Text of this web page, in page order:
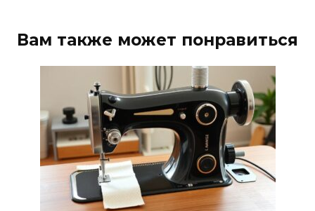
Вам также может понравиться